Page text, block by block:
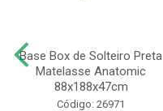
Base Box de Solteiro Preta
Matelasse Anatomic
88x188x47cm
Código: 26971